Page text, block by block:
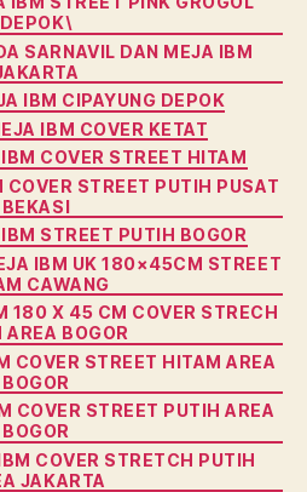
DEPOK\
SARNAVIL DAN MEJA IBM
IBM CIPAYUNG DEPOK
IBM COVER KETAT
COVER STREET HITAM
COVER STREET PUTIH PUSAT
BEKASI
STREET PUTIH BOGOR
IBM UK 180×45CM STREET
CAWANG
180 X 45 CM COVER STRECH
AREA BOGOR
COVER STREET HITAM AREA
BOGOR
COVER STREET PUTIH AREA
BOGOR
COVER STRETCH PUTIH
JAKARTA